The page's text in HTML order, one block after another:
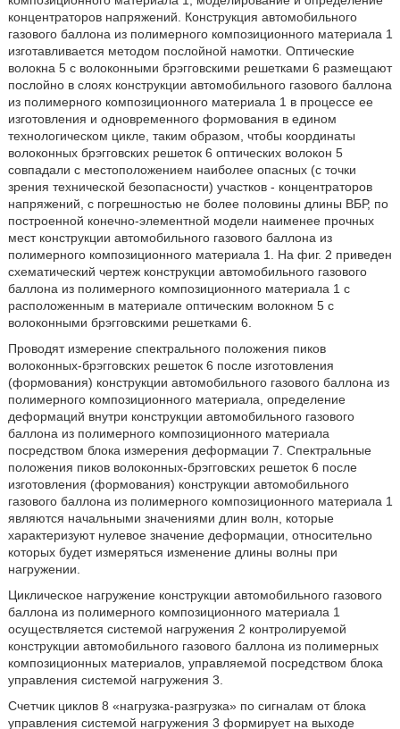
концентраторов напряжений. Конструкция автомобильного
газового баллона из полимерного композиционного материала 1
изготавливается методом послойной намотки. Оптические
волокна 5 с волоконными брэгговскими решетками 6 размещают
послойно в слоях конструкции автомобильного газового баллона
из полимерного композиционного материала 1 в процессе ее
изготовления и одновременного формования в едином
технологическом цикле, таким образом, чтобы координаты
волоконных брэгговских решеток 6 оптических волокон 5
совпадали с местоположением наиболее опасных (с точки
зрения технической безопасности) участков - концентраторов
напряжений, с погрешностью не более половины длины ВБР, по
построенной конечно-элементной модели наименее прочных
мест конструкции автомобильного газового баллона из
полимерного композиционного материала 1. На фиг. 2 приведен
схематический чертеж конструкции автомобильного газового
баллона из полимерного композиционного материала 1 с
расположенным в материале оптическим волокном 5 с
волоконными брэгговскими решетками 6.
Проводят измерение спектрального положения пиков
волоконных-брэгговских решеток 6 после изготовления
(формования) конструкции автомобильного газового баллона из
полимерного композиционного материала, определение
деформаций внутри конструкции автомобильного газового
баллона из полимерного композиционного материала
посредством блока измерения деформации 7. Спектральные
положения пиков волоконных-брэгговских решеток 6 после
изготовления (формования) конструкции автомобильного
газового баллона из полимерного композиционного материала 1
являются начальными значениями длин волн, которые
характеризуют нулевое значение деформации, относительно
которых будет измеряться изменение длины волны при
нагружении.
Циклическое нагружение конструкции автомобильного газового
баллона из полимерного композиционного материала 1
осуществляется системой нагружения 2 контролируемой
конструкции автомобильного газового баллона из полимерных
композиционных материалов, управляемой посредством блока
управления системой нагружения 3.
Счетчик циклов 8 «нагрузка-разгрузка» по сигналам от блока
управления системой нагружения 3 формирует на выходе